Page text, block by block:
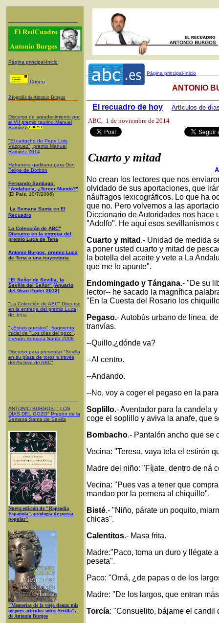
Página principal-Inicio
Correo
Biografía de Antonio Burgos
Discurso de agradecimiento por
el VII premio taurino Manuel
Ramírez
"El cartucho de Pepe Luis
Vázquez", premio Manuel
Ramírez 2014
Habanera gaditana para Don
Felipe de Borbón
Fernando Santiago:
"Andalucía, ¿Tercer Mundo?"
(El País, 10/7/2006)
La Semana Santa en El
Recuadro
La Colección de ABC"
Discurso en la entrega del
premio Luca de Tena
Antonio Burgos, premio Luca
de Tena a una trayectoria
"El Señor de Sevilla, la
Sevilla del Señor" (Anuario
del Gran Poder 2013)
"La Colección de ABC" Discurso
en la entrega del premio Luca
de Tena
"¿Estais puestos", fragmento
inicial de "Los días del gozo",
Pregón Semana Santa 2008
Discurso para presentar "Sevilla
en su plaza de toros a través
del Archivo de ABC"
ANTONIO BURGOS: " LOS
DÍAS DEL GOZO" Pregón de la
Semana Santa de Sevilla
Nueva edición de "Rapsodia
Española",antología de poesía
popular"
"Memorias de la vieja dama: mis
mejores artículos sobre Sevilla",
de Antonio Burgos
Página principal-Inicio
El recuadro de hoy Artículos de
ANTONIO
ABC, 1 de noviembre de 2014
Cuarto y mitad
No crean los lectores que nos
olvidado de sus aportaciones, que
náufragos lexicográficos. Lo que ha
que no. Pero volvemos a las
Diccionario de Autoridades nos hace
"Adolfo". He aquí esos sevillanismos
Cuarto y mitad .- Unidad de medida
a poner usted cuarto y mitad de
la botella del aceite y vete a La
que me lo apunte".
Endomingado y Tángana.- "De su
lector-- he sacado la magnífica
"En la Cuesta del Rosario los
Pegaso.- Autobús urbano de línea,
tranvías.
--Quillo,¿dónde va?
--Al centro.
--Andando.
--No, voy a coger el pegaso en la
Soplillo.- Aventador para la candela
coge el soplillo y aviva la anafe, que
Bombacho.- Pantalón ancho que se
Vecina: "Teresa, vaya tela el estirón
Madre del niño: "Fíjate, dentro de ná
Vecina: "Pues vas a tener que
mandao por la pernera al chiquillo".
Bisté.- "Niño, párate un poquito,
chicas".
Calentitos.- Masa frita.
Madre:"Paco, toma un duro y llégate
peseta".
Paco: "Omá, ¿de papas o de los
Madre: "De los largos, que entran
Torcía: "Consuelito, bájame el candil